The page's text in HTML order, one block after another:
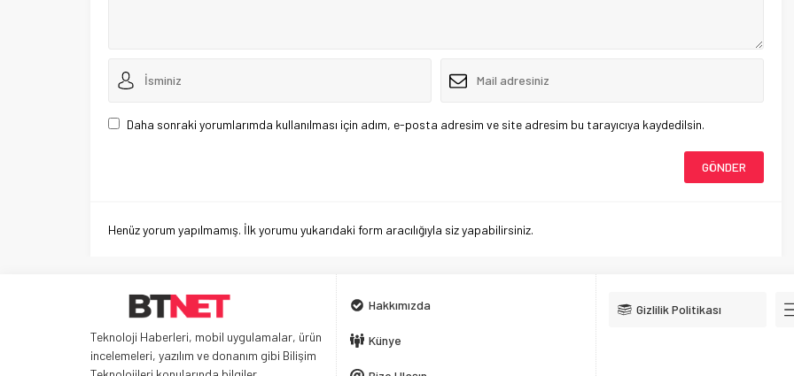
Daha sonraki yorumlarımda kullanılması için adım, e-posta adresim ve site adresim bu tarayıcıya kaydedilsin.
Henüz yorum yapılmamış. İlk yorumu yukarıdaki form aracılığıyla siz yapabilirsiniz.
Teknoloji Haberleri, mobil uygulamalar, ürün
incelemeleri, yazılım ve donanım gibi Bilişim
Hakkımızda
Künye
Gizlilik Politikası